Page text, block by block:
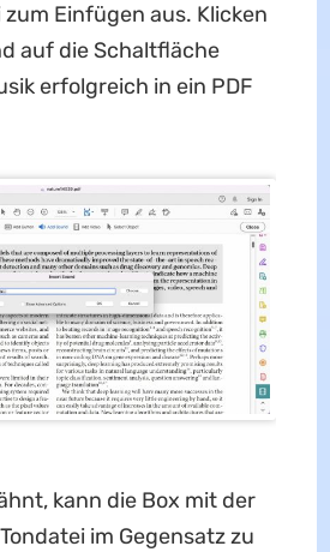
Einfügen aus. Klicken
auf die Schaltfläche
erfolgreich in ein PDF
kann die Box mit der
im Gegensatz zu